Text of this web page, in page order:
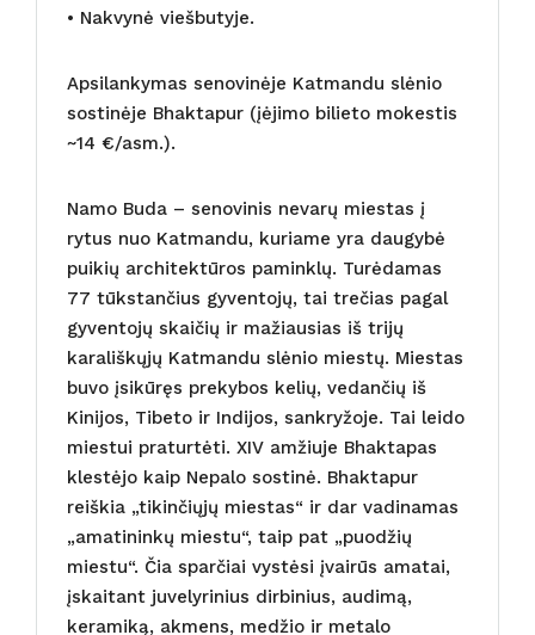
• Nakvynė viešbutyje.
Apsilankymas senovinėje Katmandu slėnio
sostinėje Bhaktapur (įėjimo bilieto mokestis
~14 €/asm.).
Namo Buda – senovinis nevarų miestas į
rytus nuo Katmandu, kuriame yra daugybė
puikių architektūros paminklų. Turėdamas
77 tūkstančius gyventojų, tai trečias pagal
gyventojų skaičių ir mažiausias iš trijų
karališkųjų Katmandu slėnio miestų. Miestas
buvo įsikūręs prekybos kelių, vedančių iš
Kinijos, Tibeto ir Indijos, sankryžoje. Tai leido
miestui praturtėti. XIV amžiuje Bhaktapas
klestėjo kaip Nepalo sostinė. Bhaktapur
reiškia „tikinčiųjų miestas“ ir dar vadinamas
„amatininkų miestu“, taip pat „puodžių
miestu“. Čia sparčiai vystėsi įvairūs amatai,
įskaitant juvelyrinius dirbinius, audimą,
keramiką, akmens, medžio ir metalo